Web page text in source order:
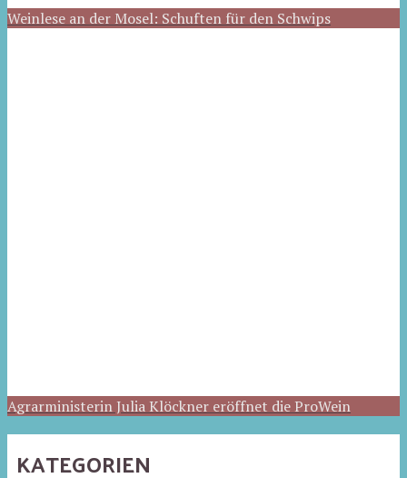
Weinlese an der Mosel: Schuften für den Schwips
Agrarministerin Julia Klöckner eröffnet die ProWein
KATEGORIEN